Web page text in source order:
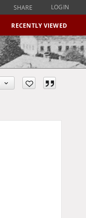
SHARE LOGIN
RECENTLY VIEWED